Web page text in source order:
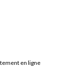
en ligne